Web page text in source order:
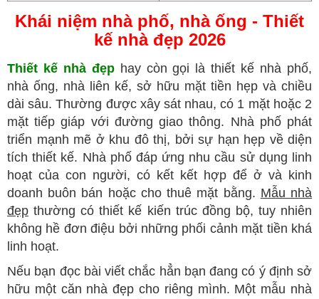
Khái niệm nhà phố, nhà ống - Thiết
kế nhà đẹp 2026
Thiết kế nhà đẹphay còn gọi là thiết kế nhà phố,
nhà ống, nhà liên kế, sở hữu mặt tiền hẹp và chiều
dài sâu. Thường được xây sát nhau, có 1 mặt hoặc 2
mặt tiếp giáp với đường giao thông. Nhà phố phát
triển mạnh mẽ ở khu đô thị, bởi sự hạn hẹp về diện
tích thiết kế. Nhà phố đáp ứng nhu cầu sử dụng linh
hoạt của con người, có kết kết hợp để ở và kinh
doanh buôn bán hoặc cho thuê mặt bằng. Mẫu nhà
đẹp thường có thiết kế kiến trúc đồng bộ, tuy nhiên
không hề đơn điệu bởi những phối cảnh mặt tiền khá
linh hoạt.
Nếu bạn đọc bài viết chắc hẳn bạn đang có ý định sở
hữu một căn nhà đẹp cho riêng mình. Một mẫu nhà